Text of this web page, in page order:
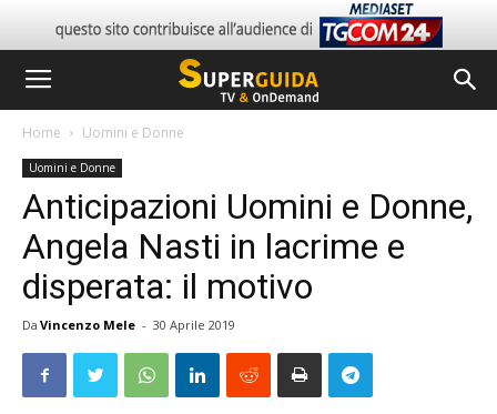
Home Uomini e Donne
Uomini e Donne
Anticipazioni Uomini e Donne,
Angela Nasti in lacrime e
disperata: il motivo
Da Vincenzo Mele - 30 Aprile 2019